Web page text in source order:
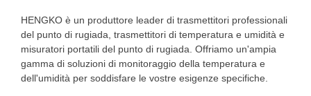
HENGKO è un produttore leader di trasmettitori professionali
del punto di rugiada, trasmettitori di temperatura e umidità e
misuratori portatili del punto di rugiada. Offriamo un'ampia
gamma di soluzioni di monitoraggio della temperatura e
dell'umidità per soddisfare le vostre esigenze specifiche.